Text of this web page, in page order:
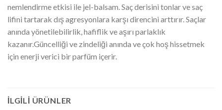
nemlendirme etkisi ile jel-balsam. Saç derisini tonlar ve saç
lifini tartarak dış agresyonlara karşı direncini arttırır. Saçlar
anında yönetilebilirlik, hafiflik ve aşırı parlaklık
kazanır.Güncelliği ve zindeliği anında ve çok hoş hissetmek
için enerji verici bir parfüm içerir.
İLGILI ÜRÜNLER